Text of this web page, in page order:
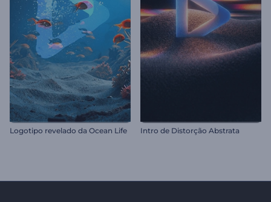
Logotipo revelado da Ocean Life Intro de Distorção Abstrata